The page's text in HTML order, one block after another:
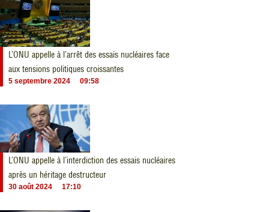
L’ONU appelle à l’arrêt des essais nucléaires face
aux tensions politiques croissantes
5 septembre 2024 09:58
L’ONU appelle à l’interdiction des essais nucléaires
après un héritage destructeur
30 août 2024 17:10